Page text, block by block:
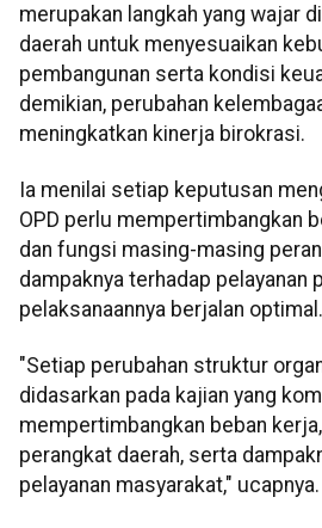
merupakan langkah yang wajar
daerah untuk menyesuaikan
pembangunan serta kondisi
demikian, perubahan
meningkatkan kinerja birokrasi.
Ia menilai setiap keputusan
OPD perlu mempertimbangkan
dan fungsi masing-masing
dampaknya terhadap pelayanan
pelaksanaannya berjalan optimal.
"Setiap perubahan struktur
didasarkan pada kajian yang
mempertimbangkan beban
perangkat daerah, serta
pelayanan masyarakat," ucapnya.